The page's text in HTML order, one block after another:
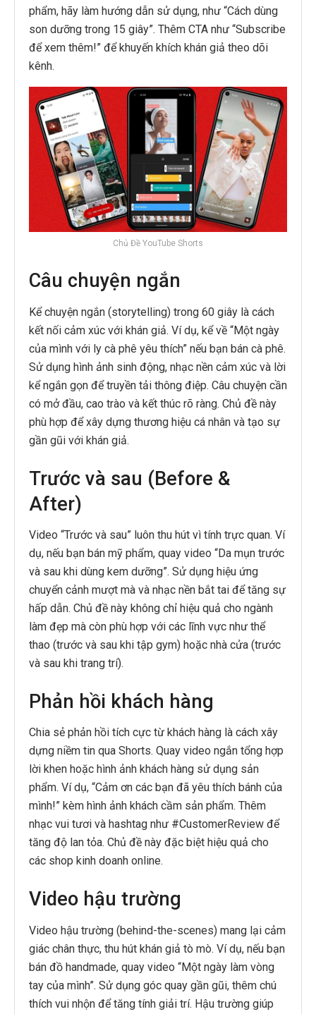
phẩm, hãy làm hướng dẫn sử dụng, như “Cách dùng
son dưỡng trong 15 giây”. Thêm CTA như “Subscribe
để xem thêm!” để khuyến khích khán giả theo dõi
kênh.
Chủ Đề YouTube Shorts
Câu chuyện ngắn
Kể chuyện ngắn (storytelling) trong 60 giây là cách
kết nối cảm xúc với khán giả. Ví dụ, kể về “Một ngày
của mình với ly cà phê yêu thích” nếu bạn bán cà phê.
Sử dụng hình ảnh sinh động, nhạc nền cảm xúc và lời
kể ngắn gọn để truyền tải thông điệp. Câu chuyện cần
có mở đầu, cao trào và kết thúc rõ ràng. Chủ đề này
phù hợp để xây dựng thương hiệu cá nhân và tạo sự
gần gũi với khán giả.
Trước và sau (Before &
After)
Video “Trước và sau” luôn thu hút vì tính trực quan. Ví
dụ, nếu bạn bán mỹ phẩm, quay video “Da mụn trước
và sau khi dùng kem dưỡng”. Sử dụng hiệu ứng
chuyển cảnh mượt mà và nhạc nền bắt tai để tăng sự
hấp dẫn. Chủ đề này không chỉ hiệu quả cho ngành
làm đẹp mà còn phù hợp với các lĩnh vực như thể
thao (trước và sau khi tập gym) hoặc nhà cửa (trước
và sau khi trang trí).
Phản hồi khách hàng
Chia sẻ phản hồi tích cực từ khách hàng là cách xây
dựng niềm tin qua Shorts. Quay video ngắn tổng hợp
lời khen hoặc hình ảnh khách hàng sử dụng sản
phẩm. Ví dụ, “Cảm ơn các bạn đã yêu thích bánh của
mình!” kèm hình ảnh khách cầm sản phẩm. Thêm
nhạc vui tươi và hashtag như #CustomerReview để
tăng độ lan tỏa. Chủ đề này đặc biệt hiệu quả cho
các shop kinh doanh online.
Video hậu trường
Video hậu trường (behind-the-scenes) mang lại cảm
giác chân thực, thu hút khán giả tò mò. Ví dụ, nếu bạn
bán đồ handmade, quay video “Một ngày làm vòng
tay của mình”. Sử dụng góc quay gần gũi, thêm chú
thích vui nhộn để tăng tính giải trí. Hậu trường giúp